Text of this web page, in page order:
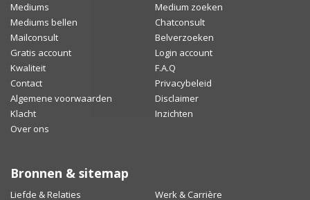
Mediums
Medium zoeken
Mediums bellen
Chatconsult
Mailconsult
Belverzoeken
Gratis account
Login account
Kwaliteit
F.A.Q
Contact
Privacybeleid
Algemene voorwaarden
Disclaimer
Klacht
Inzichten
Over ons
Bronnen & sitemap
Liefde & Relaties Werk & Carrière